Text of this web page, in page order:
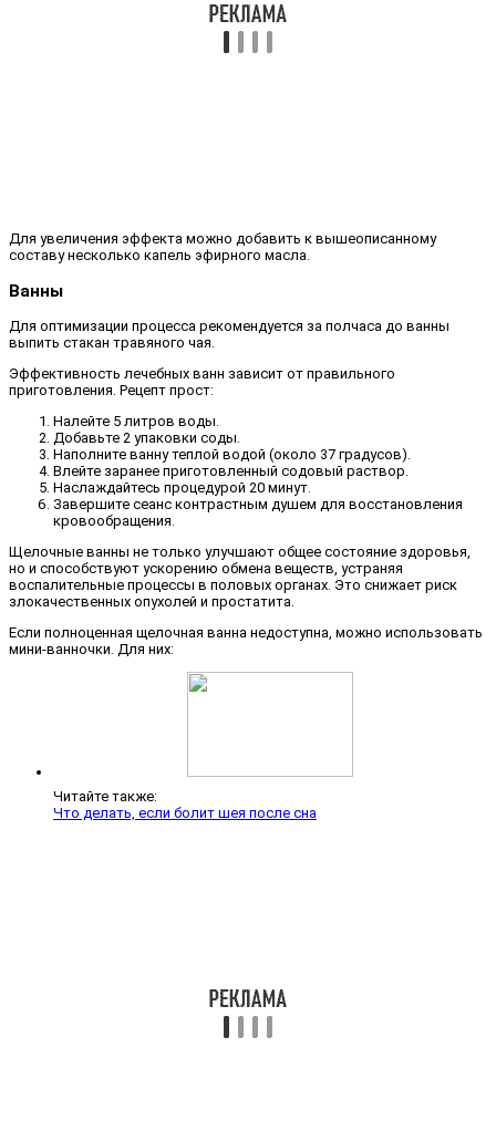
Для увеличения эффекта можно добавить к вышеописанному
составу несколько капель эфирного масла.
Ванны
Для оптимизации процесса рекомендуется за полчаса до ванны
выпить стакан травяного чая.
Эффективность лечебных ванн зависит от правильного
приготовления. Рецепт прост:
Налейте 5 литров воды.
Добавьте 2 упаковки соды.
Наполните ванну теплой водой (около 37 градусов).
Влейте заранее приготовленный содовый раствор.
Наслаждайтесь процедурой 20 минут.
Завершите сеанс контрастным душем для восстановления
кровообращения.
Щелочные ванны не только улучшают общее состояние здоровья,
но и способствуют ускорению обмена веществ, устраняя
воспалительные процессы в половых органах. Это снижает риск
злокачественных опухолей и простатита.
Если полноценная щелочная ванна недоступна, можно использовать
мини-ванночки. Для них:
Читайте также:
Что делать, если болит шея после сна